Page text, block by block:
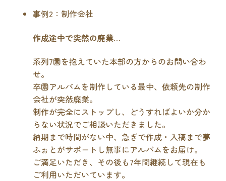
事例2：制作会社
作成途中で突然の廃業…
系列7園を抱えていた本部の方からのお問い合わ
せ。
卒園アルバムを制作している最中、依頼先の制作
会社が突然廃業。
制作が完全にストップし、どうすればよいか分か
らない状況でご相談いただきました。
納期まで時間がない中、急ぎで作成・入稿まで夢
ふぉとがサポートし無事にアルバムをお届け。
ご満足いただき、その後も7年間継続して現在も
ご利用いただいています。